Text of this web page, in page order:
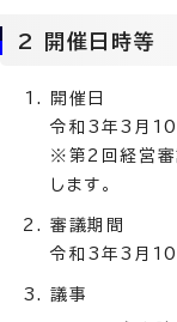
2 開催日時等
開催日
令和3年3月
※第2回経営審
します。
審議期間
令和3年3月
議事